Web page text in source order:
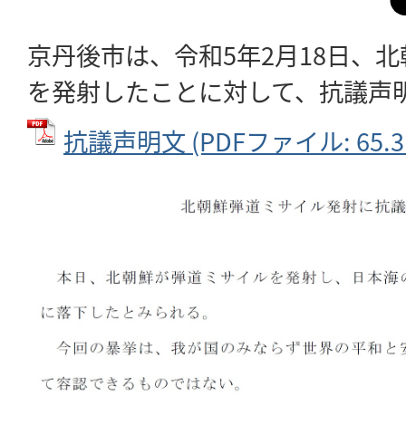
京丹後市は、令和5年2月18日、
を発射したことに対して、抗議声
抗議声明文 (PDFファイル: